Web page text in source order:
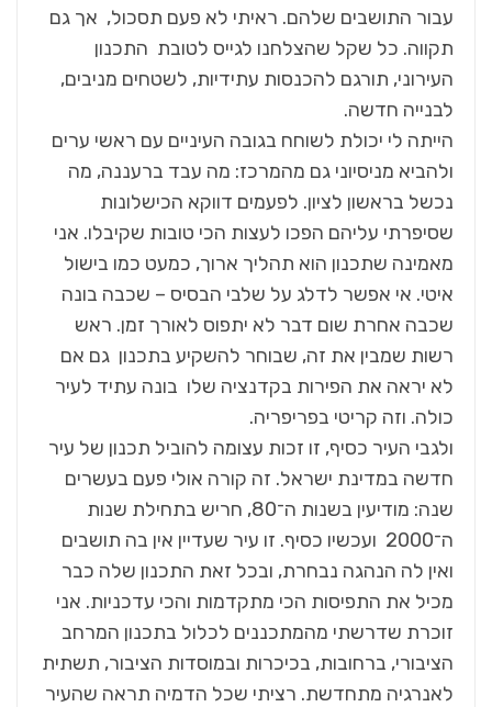
עבור התושבים שלהם. ראיתי לא פעם תסכול, אך גם
תקווה. כל שקל שהצלחנו לגייס לטובת התכנון
העירוני, תורגם להכנסות עתידיות, לשטחים מניבים,
לבנייה חדשה.
הייתה לי יכולת לשוחח בגובה העיניים עם ראשי ערים
ולהביא מניסיוני גם מהמרכז: מה עבד ברעננה, מה
נכשל בראשון לציון. לפעמים דווקא הכישלונות
שסיפרתי עליהם הפכו לעצות הכי טובות שקיבלו. אני
מאמינה שתכנון הוא תהליך ארוך, כמעט כמו בישול
איטי. אי אפשר לדלג על שלבי הבסיס – שכבה בונה
שכבה אחרת שום דבר לא יתפוס לאורך זמן. ראש
רשות שמבין את זה, שבוחר להשקיע בתכנון גם אם
לא יראה את הפירות בקדנציה שלו בונה עתיד לעיר
כולה. וזה קריטי בפריפריה.
ולגבי העיר כסיף, זו זכות עצומה להוביל תכנון של עיר
חדשה במדינת ישראל. זה קורה אולי פעם בעשרים
שנה: מודיעין בשנות ה־80, חריש בתחילת שנות
ה־2000 ועכשיו כסיף. זו עיר שעדיין אין בה תושבים
ואין לה הנהגה נבחרת, ובכל זאת התכנון שלה כבר
מכיל את התפיסות הכי מתקדמות והכי עדכניות. אני
זוכרת שדרשתי מהמתכננים לכלול בתכנון המרחב
הציבורי, ברחובות, בכיכרות ובמוסדות הציבור, תשתית
לאנרגיה מתחדשת. רציתי שכל הדמיה תראה שהעיר